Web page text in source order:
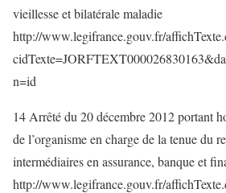
vieillesse et bilatérale maladie
http://www.legifrance.gouv.fr/
n=id
14 Arrêté du 20 décembre 2012 portant
de l’organisme en charge de la tenue du
intermédiaires en assurance, banque et
http://www.legifrance.gouv.fr/